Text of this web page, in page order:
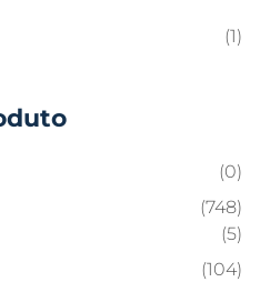
(1)
(0)
(748)
(5)
(104)